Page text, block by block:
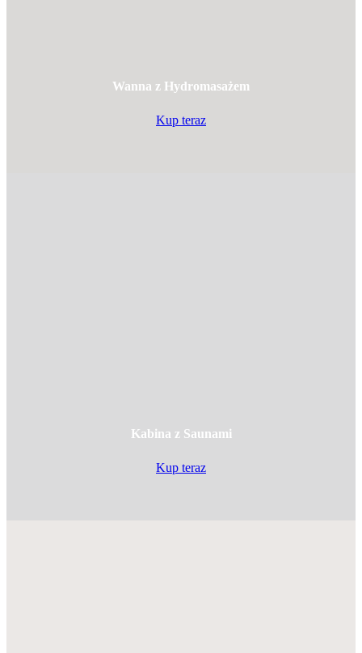
Wanna z Hydromasażem
Kup teraz
Kabina z Saunami
Kup teraz